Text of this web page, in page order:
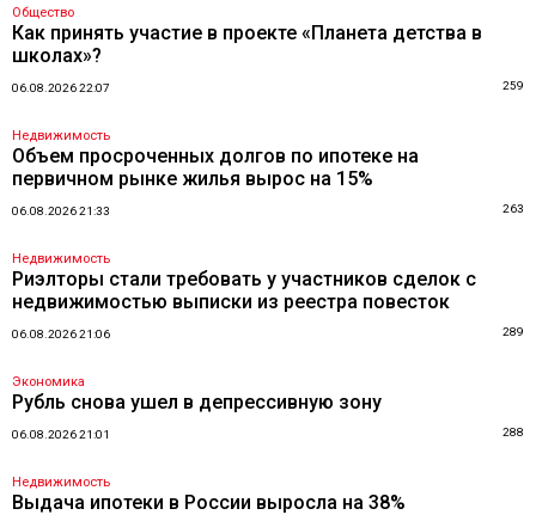
Общество
Как принять участие в проекте «Планета детства в
школах»?
06.08.2026 22:07 259
Недвижимость
Объем просроченных долгов по ипотеке на
первичном рынке жилья вырос на 15%
06.08.2026 21:33 263
Недвижимость
Риэлторы стали требовать у участников сделок с
недвижимостью выписки из реестра повесток
06.08.2026 21:06 289
Экономика
Рубль снова ушел в депрессивную зону
06.08.2026 21:01 288
Недвижимость
Выдача ипотеки в России выросла на 38%